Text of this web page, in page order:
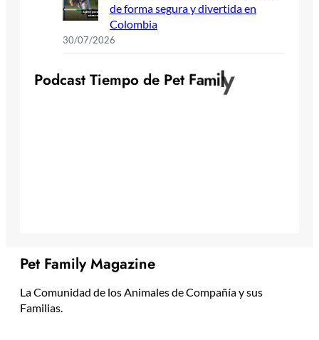
de forma segura y divertida en
Colombia
30/07/2026
Podcast Tiempo de Pet Family
Pet Family Magazine
La Comunidad de los Animales de Compañía y sus
Familias.